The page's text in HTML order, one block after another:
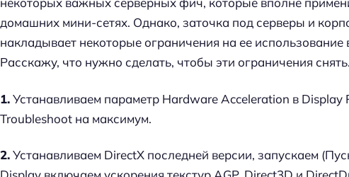
домашних мини-сетях. Однако, заточка под серверы и
накладывает некоторые ограничения на ее использование
Расскажу, что нужно сделать, чтобы эти ограничения снять.
1.Устанавливаем параметр Hardware Acceleration в
Troubleshoot на максимум.
2.Устанавливаем DirectX последней версии, запускаем